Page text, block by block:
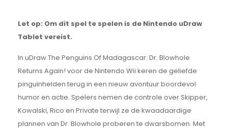
Let op: Om dit spel te spelen is de Nintendo uDraw
Tablet vereist.
In uDraw The Penguins Of Madagascar: Dr. Blowhole
Returns Again! voor de Nintendo Wii keren de geliefde
pinguïnhelden terug in een nieuw avontuur boordevol
humor en actie. Spelers nemen de controle over Skipper,
Kowalski, Rico en Private terwijl ze de kwaadaardige
plannen van Dr. Blowhole proberen te dwarsbomen. Met